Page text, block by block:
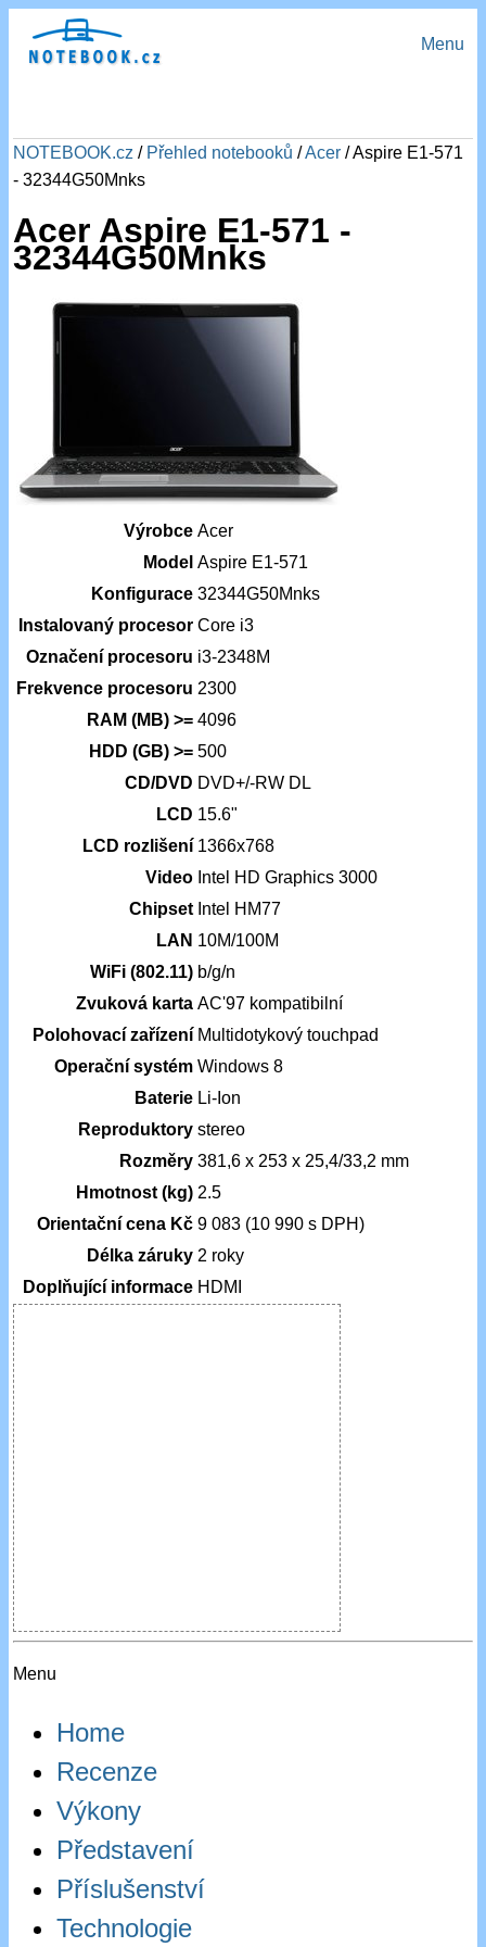
Menu
NOTEBOOK.cz / Přehled notebooků /Acer / Aspire E1-571
- 32344G50Mnks
Acer Aspire E1-571 -
32344G50Mnks
Výrobce Acer
Model Aspire E1-571
Konfigurace 32344G50Mnks
Instalovaný procesor Core i3
Označení procesoru i3-2348M
Frekvence procesoru 2300
RAM (MB) >= 4096
HDD (GB) >= 500
CD/DVD DVD+/-RW DL
LCD 15.6"
LCD rozlišení 1366x768
Video Intel HD Graphics 3000
Chipset Intel HM77
LAN 10M/100M
WiFi (802.11) b/g/n
Zvuková karta AC'97 kompatibilní
Polohovací zařízení Multidotykový touchpad
Operační systém Windows 8
Baterie Li-Ion
Reproduktory stereo
Rozměry 381,6 x 253 x 25,4/33,2 mm
Hmotnost (kg) 2.5
Orientační cena Kč 9 083 (10 990 s DPH)
Délka záruky 2 roky
Doplňující informace HDMI
Menu
Home
Recenze
Výkony
Představení
Příslušenství
Technologie